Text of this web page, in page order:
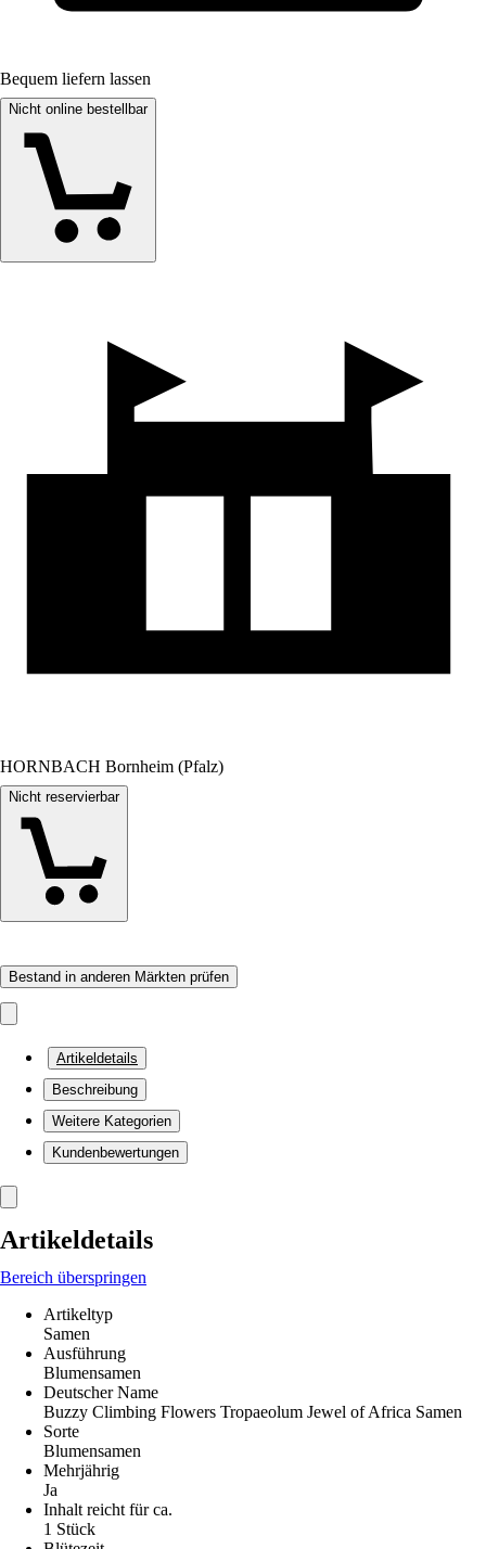
Bequem liefern lassen
Nicht online bestellbar
HORNBACH Bornheim (Pfalz)
Nicht reservierbar
Bestand in anderen Märkten prüfen
Artikeldetails
Beschreibung
Weitere Kategorien
Kundenbewertungen
Artikeldetails
Bereich überspringen
Artikeltyp
Samen
Ausführung
Blumensamen
Deutscher Name
Buzzy Climbing Flowers Tropaeolum Jewel of Africa Samen
Sorte
Blumensamen
Mehrjährig
Ja
Inhalt reicht für ca.
1 Stück